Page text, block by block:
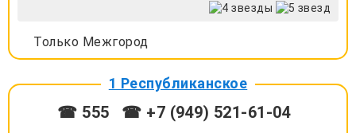
Только Межгород
1 Республиканское
☎ 555 ☎ +7 (949) 521-61-04